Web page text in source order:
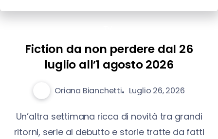
Fiction da non perdere dal 26
luglio all’1 agosto 2026
Oriana Bianchetti Luglio 26, 2026
Un’altra settimana ricca di novità tra grandi
ritorni, serie al debutto e storie tratte da fatti